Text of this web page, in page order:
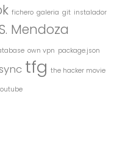
fichero galeria git instalador
Mendoza
own vpn package.json
tfg the hacker movie